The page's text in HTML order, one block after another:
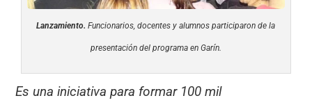
Lanzamiento. Funcionarios, docentes y alumnos participaron de la
presentación del programa en Garín.
Es una iniciativa para formar 100 mil